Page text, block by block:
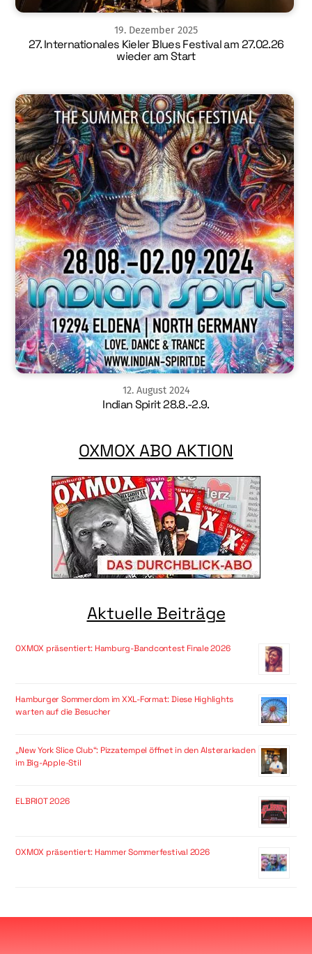
19. Dezember 2025
27. Internationales Kieler Blues Festival am 27.02.26
wieder am Start
12. August 2024
Indian Spirit 28.8.-2.9.
OXMOX ABO AKTION
Aktuelle Beiträge
OXMOX präsentiert: Hamburg-Bandcontest Finale 2026
Hamburger Sommerdom im XXL-Format: Diese Highlights
warten auf die Besucher
„New York Slice Club“: Pizzatempel öffnet in den Alsterarkaden
im Big-Apple-Stil
ELBRIOT 2026
OXMOX präsentiert: Hammer Sommerfestival 2026